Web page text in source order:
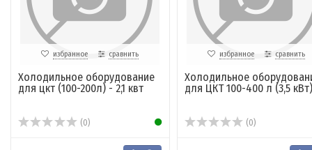
избранное сравнить
Холодильное оборудование
для цкт (100-200л) - 2,1 квт
(0)
избранное сравнить
Холодильное
для ЦКТ 100-400 л (3,5 кВт)
(0)